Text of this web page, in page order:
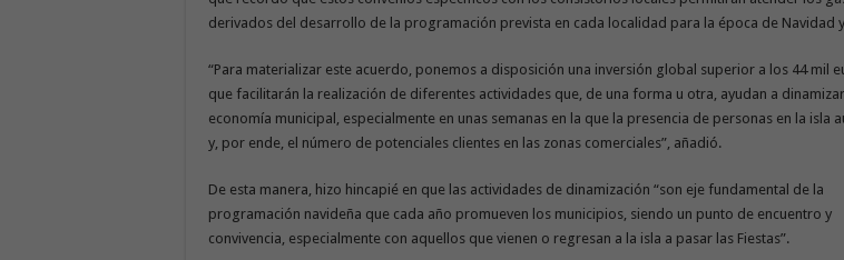
derivados del desarrollo de la programación prevista en cada localidad para la época de Navidad y
“Para materializar este acuerdo, ponemos a disposición una inversión global superior a los 44 mil
que facilitarán la realización de diferentes actividades que, de una forma u otra, ayudan a
economía municipal, especialmente en unas semanas en la que la presencia de personas en la isla
y, por ende, el número de potenciales clientes en las zonas comerciales”, añadió.
De esta manera, hizo hincapié en que las actividades de dinamización “son eje fundamental de la
programación navideña que cada año promueven los municipios, siendo un punto de encuentro y
convivencia, especialmente con aquellos que vienen o regresan a la isla a pasar las Fiestas”.